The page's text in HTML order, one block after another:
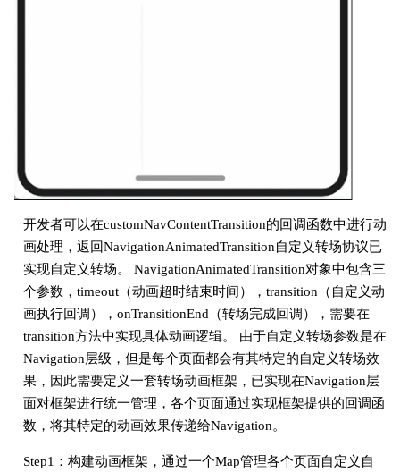
开发者可以在customNavContentTransition的回调函数中进行动
画处理，返回NavigationAnimatedTransition自定义转场协议已
实现自定义转场。 NavigationAnimatedTransition对象中包含三
个参数，timeout（动画超时结束时间），transition（自定义动
画执行回调），onTransitionEnd（转场完成回调），需要在
transition方法中实现具体动画逻辑。 由于自定义转场参数是在
Navigation层级，但是每个页面都会有其特定的自定义转场效
果，因此需要定义一套转场动画框架，已实现在Navigation层
面对框架进行统一管理，各个页面通过实现框架提供的回调函
数，将其特定的动画效果传递给Navigation。
Step1：构建动画框架，通过一个Map管理各个页面自定义自